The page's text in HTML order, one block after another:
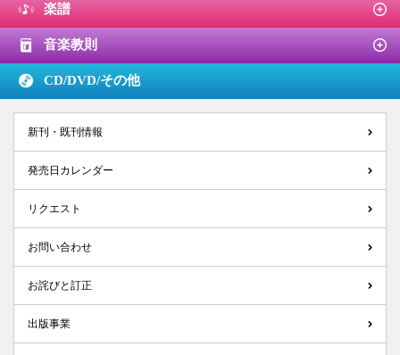
楽譜
音楽教則
CD/DVD/その他
新刊・既刊情報
発売日カレンダー
リクエスト
お問い合わせ
お詫びと訂正
出版事業